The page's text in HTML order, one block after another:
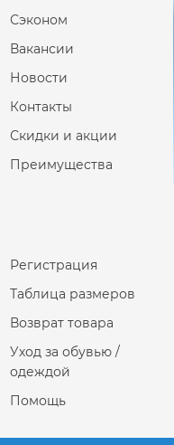
Сэконом
Вакансии
Новости
Контакты
Скидки и акции
Преимущества
Регистрация
Таблица размеров
Возврат товара
Уход за обувью /
одеждой
Помощь